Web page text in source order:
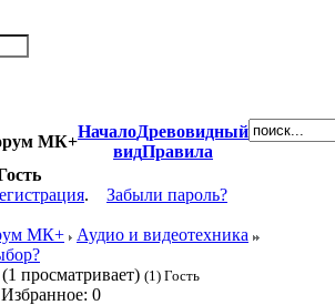
МК+
НачалоДревовидный
видПравила
. Забыли пароль?
МК+
Аудио и видеотехника
просматривает) (1) Гость
Избранное: 0